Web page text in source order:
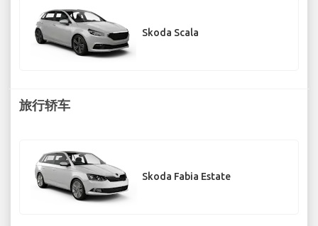
Skoda Scala
旅行轿车
Skoda Fabia Estate